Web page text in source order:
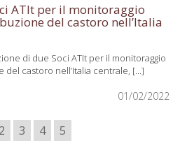
ATIt per il monitoraggio
del castoro nell’Italia
di due Soci ATIt per il monitoraggio
castoro nell’Italia centrale, [...]
01/02/2022
2 3 4 5